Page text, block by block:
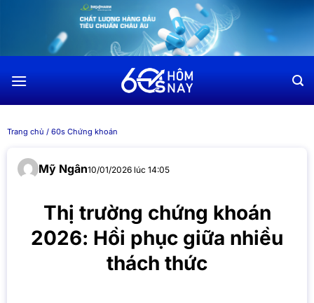
dung
Trang chủ / 60s Chứng khoán
Mỹ Ngân10/01/2026 lúc 14:05
Thị trường chứng khoán
2026: Hồi phục giữa nhiều
thách thức